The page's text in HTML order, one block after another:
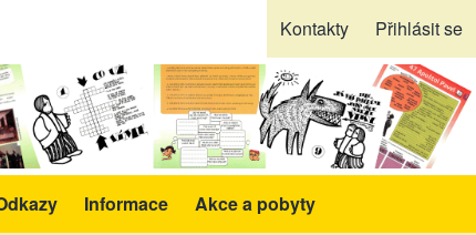
Kontakty Přihlásit se
a pomůcky sub-navigation
Informace Akce a pobyty